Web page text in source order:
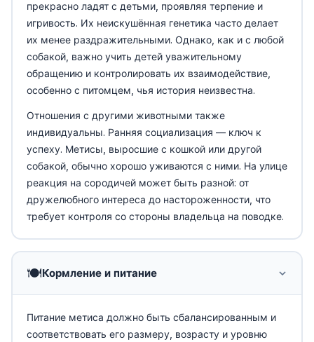
прекрасно ладят с детьми, проявляя терпение и
игривость. Их неискушённая генетика часто делает
их менее раздражительными. Однако, как и с любой
собакой, важно учить детей уважительному
обращению и контролировать их взаимодействие,
особенно с питомцем, чья история неизвестна.
Отношения с другими животными также
индивидуальны. Ранняя социализация — ключ к
успеху. Метисы, выросшие с кошкой или другой
собакой, обычно хорошо уживаются с ними. На улице
реакция на сородичей может быть разной: от
дружелюбного интереса до настороженности, что
требует контроля со стороны владельца на поводке.
🍽️Кормление и питание
Питание метиса должно быть сбалансированным и
соответствовать его размеру, возрасту и уровню